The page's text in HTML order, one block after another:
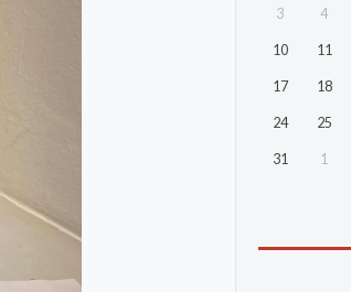
3 4
10 11
17 18
24 25
31 1